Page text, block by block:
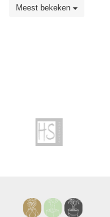
Meest bekeken